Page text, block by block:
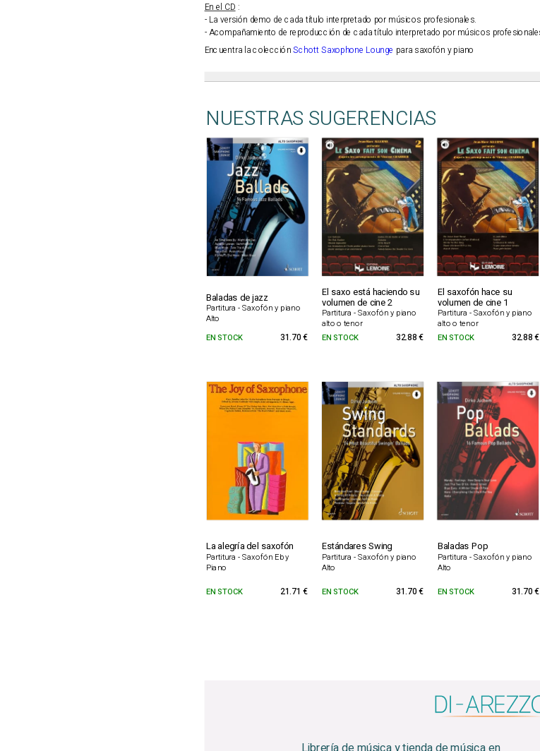
En el CD :
- La versión demo de cada título interpretado por músicos profesionales.
- Acompañamiento de reproducción de cada título interpretado por músicos
Encuentra la colecciónSchott Saxophone Lounge para saxofón y piano
NUESTRAS SUGERENCIAS
Baladas de jazz
Partitura - Saxofón y piano
Alto
El saxo está haciendo su
volumen de cine 2
Partitura - Saxofón y piano
alto o tenor
El saxofón hace su
volumen de cine 1
Partitura - Saxofón y piano
alto o tenor
EN STOCK 31.70 € EN STOCK 32.88 € EN STOCK 32.88 €
La alegría del saxofón
Partitura - Saxofón Eb y
Piano
Estándares Swing
Partitura - Saxofón y piano
Alto
Baladas Pop
Partitura - Saxofón y piano
Alto
EN STOCK
21.71 € EN STOCK 31.70 € EN STOCK 31.70 €